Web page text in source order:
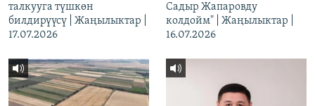
талкууга түшкөн
билдирүүсү | Жаңылыктар |
17.07.2026
Садыр Жапаровду
колдойм" | Жаңылыктар |
16.07.2026